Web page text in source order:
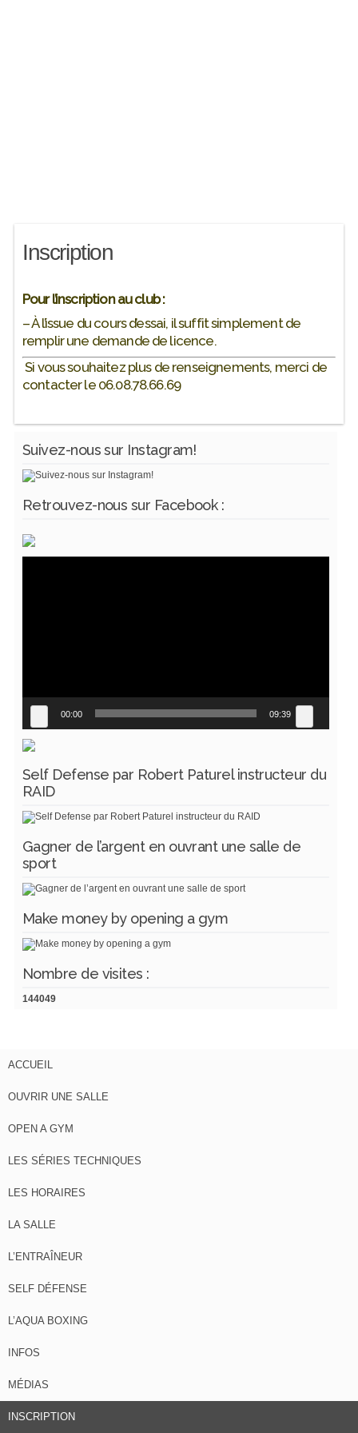
Inscription
Pour l’inscription au club :
– À l’issue du cours d’essai, il suffit simplement de
remplir une demande de licence.
Si vous souhaitez plus de renseignements, merci de
contacter le 06.08.78.66.69
Suivez-nous sur Instagram!
Retrouvez-nous sur Facebook :
00:00 09:39
Self Defense par Robert Paturel instructeur du
RAID
Gagner de l’argent en ouvrant une salle de
sport
Make money by opening a gym
Nombre de visites :
144049
ACCUEIL
OUVRIR UNE SALLE
OPEN A GYM
LES SÉRIES TECHNIQUES
LES HORAIRES
LA SALLE
L’ENTRAÎNEUR
SELF DÉFENSE
L’AQUA BOXING
INFOS
MÉDIAS
INSCRIPTION